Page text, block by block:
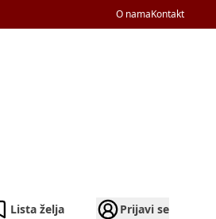
O namaKontakt
Lista želja Prijavi se